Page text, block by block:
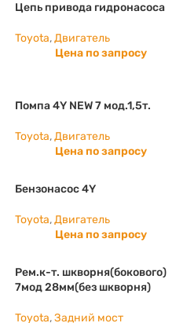
Цепь привода гидронасоса
Toyota,Двигатель
Цена по запросу
Помпа 4Y NEW 7 мод.1,5т.
Toyota,Двигатель
Цена по запросу
Бензонасос 4Y
Toyota,Двигатель
Цена по запросу
Рем.к-т. шкворня(бокового)
7мод 28мм(без шкворня)
Toyota,Задний мост